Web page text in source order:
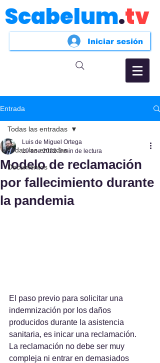
Scabelum.tv
Iniciar sesión
Entrada
Todas las entradas
Documentos
Todas las entradas
Modelo de reclamación
por fallecimiento durante
la pandemia
Luis de Miguel Ortega
19 ene 2022 3 min de lectura
El paso previo para solicitar una
indemnización por los daños
producidos durante la asistencia
sanitaria, es inicar una reclamación.
La reclamación no debe ser muy
compleja ni entrar en demasiados